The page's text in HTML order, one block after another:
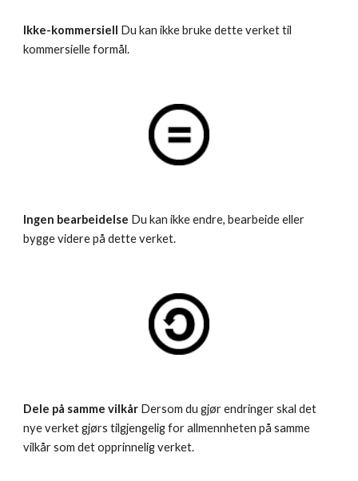
Ikke-kommersiell Du kan ikke bruke dette verket til
kommersielle formål.
Ingen bearbeidelse Du kan ikke endre, bearbeide eller
bygge videre på dette verket.
Dele på samme vilkår Dersom du gjør endringer skal det
nye verket gjørs tilgjengelig for allmennheten på samme
vilkår som det opprinnelig verket.